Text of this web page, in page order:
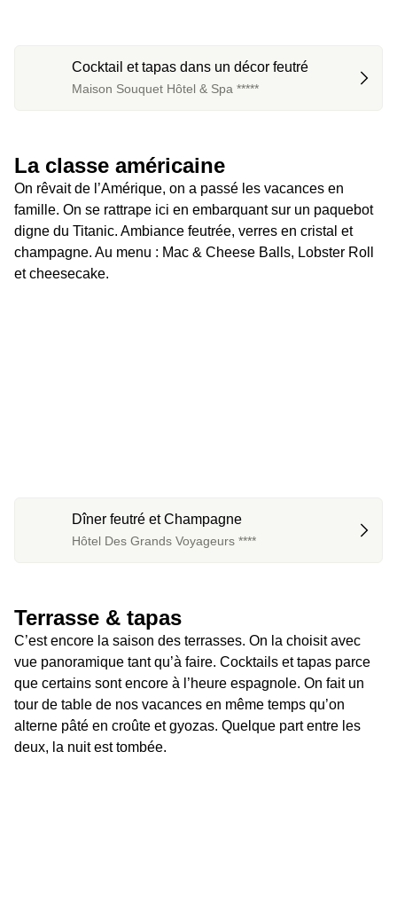
Cocktail et tapas dans un décor feutré
Maison Souquet Hôtel & Spa *****
La classe américaine
On rêvait de l’Amérique, on a passé les vacances en
famille. On se rattrape ici en embarquant sur un paquebot
digne du Titanic. Ambiance feutrée, verres en cristal et
champagne. Au menu : Mac & Cheese Balls, Lobster Roll
et cheesecake.
Dîner feutré et Champagne
Hôtel Des Grands Voyageurs ****
Terrasse & tapas
C’est encore la saison des terrasses. On la choisit avec
vue panoramique tant qu’à faire. Cocktails et tapas parce
que certains sont encore à l’heure espagnole. On fait un
tour de table de nos vacances en même temps qu’on
alterne pâté en croûte et gyozas. Quelque part entre les
deux, la nuit est tombée.